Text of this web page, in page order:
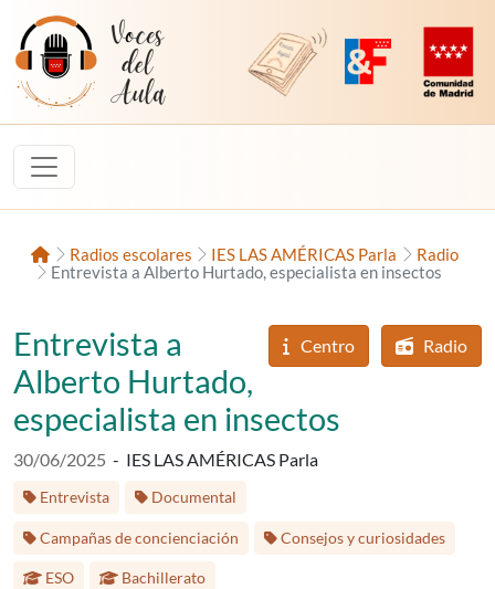
Saltar al contenido
Voces del Aula
Revista Digital de EducaMadrid
Plataforma de
InicioRadios escolares IES LAS AMÉRICAS Parla
Radio
Entrevista a Alberto Hurtado, especialista en insectos
Centro Radio
Entrevista a
Alberto Hurtado,
especialista en insectos
Fecha de publicación:
30/06/2025 - IES LAS AMÉRICAS Parla
Etiquetas:
Entrevista Documental
Campañas de concienciación Consejos y curiosidades
ESO Bachillerato